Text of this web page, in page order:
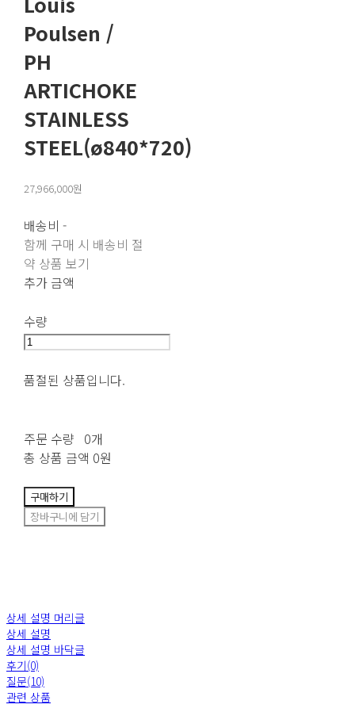
Poulsen /
PH
ARTICHOKE
STAINLESS
STEEL(ø840*720)
27,966,000원
배송비 -
함께 구매 시 배송비 절
약 상품 보기
추가 금액
수량
품절된 상품입니다.
주문 수량 0개
총 상품 금액 0원
구매하기
장바구니에 담기
상세 설명 머리글
상세 설명
상세 설명 바닥글
후기(0)
질문(10)
관련 상품